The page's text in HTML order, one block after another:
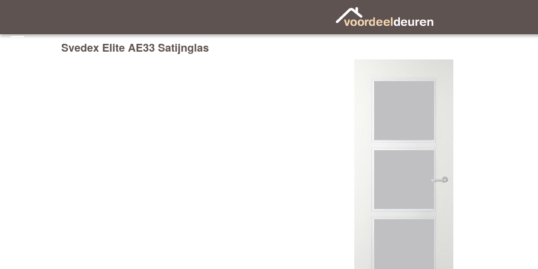
Svedex Elite AE33 Satijnglas